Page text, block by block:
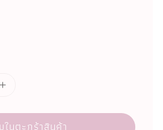
ในตะกร้าสินค้า